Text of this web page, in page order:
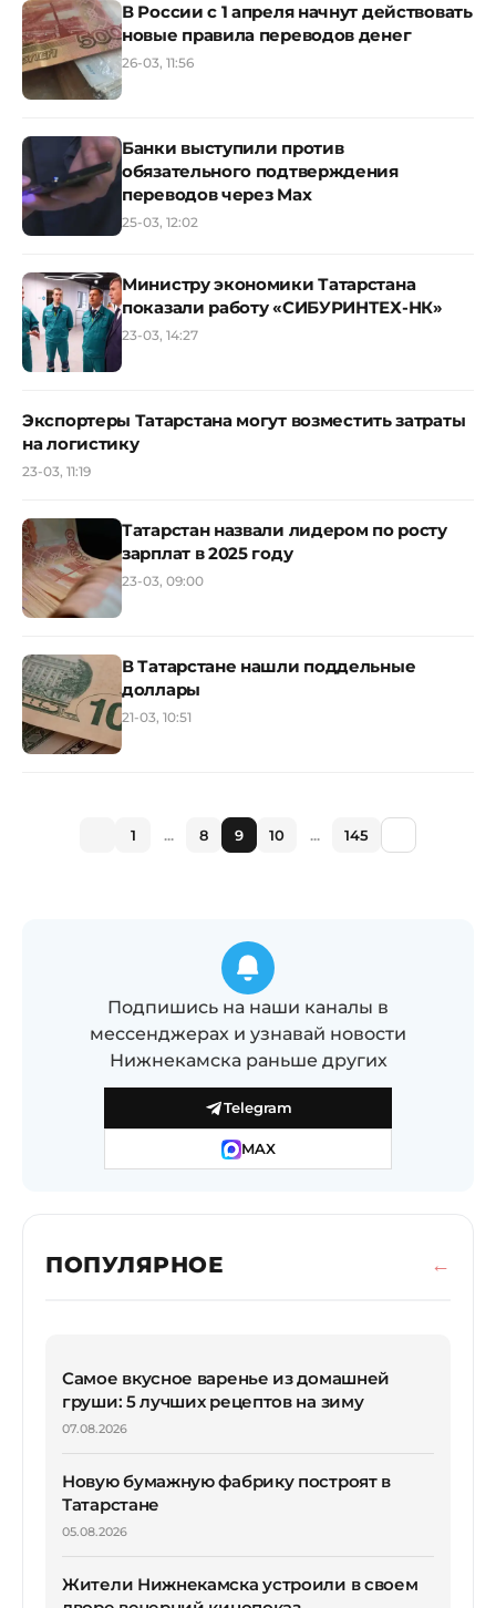
В России с 1 апреля начнут действовать
новые правила переводов денег
26-03, 11:56
Банки выступили против
обязательного подтверждения
переводов через Max
25-03, 12:02
Министру экономики Татарстана
показали работу «СИБУРИНТЕХ-НК»
23-03, 14:27
Экспортеры Татарстана могут возместить затраты
на логистику
23-03, 11:19
Татарстан назвали лидером по росту
зарплат в 2025 году
23-03, 09:00
В Татарстане нашли поддельные
доллары
21-03, 10:51
1 ... 8 9 10 ... 145
Подпишись на наши каналы в
мессенджерах и узнавай новости
Нижнекамска раньше других
Telegram
MAX
ПОПУЛЯРНОЕ
Самое вкусное варенье из домашней
груши: 5 лучших рецептов на зиму
07.08.2026
Новую бумажную фабрику построят в
Татарстане
05.08.2026
Жители Нижнекамска устроили в своем